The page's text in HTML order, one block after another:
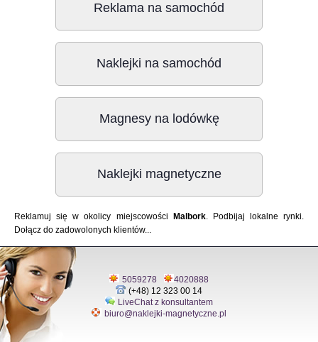
Reklama na samochód
Naklejki na samochód
Magnesy na lodówkę
Naklejki magnetyczne
Reklamuj się w okolicy miejscowości Malbork. Podbijaj lokalne rynki.
Dołącz do zadowolonych klientów...
5059278
4020888
(+48) 12 323 00 14
LiveChat z konsultantem
biuro@naklejki-magnetyczne.pl